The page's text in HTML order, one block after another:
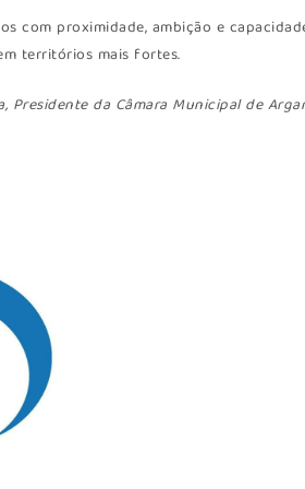
com proximidade, ambição e
territórios mais fortes.
Presidente da Câmara Municipal de